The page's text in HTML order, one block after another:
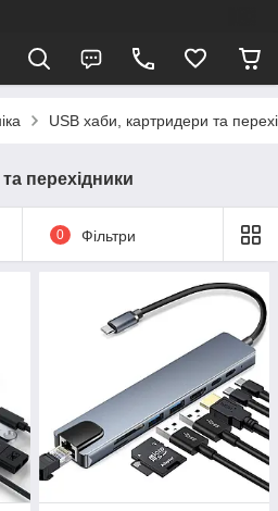
USB хаби, картридери та
перехідники
0 Фільтри